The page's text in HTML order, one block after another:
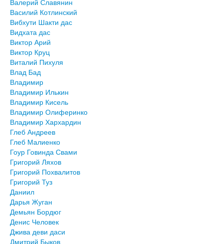
Валерий Славянин
Василий Котлинский
Вибхути Шакти дас
Видхата дас
Виктор Арий
Виктор Круц
Виталий Пихуля
Влад Бад
Владимир
Владимир Илькин
Владимир Кисель
Владимир Олиферинко
Владимир Хархардин
Глеб Андреев
Глеб Малиенко
Гоур Говинда Свами
Григорий Ляхов
Григорий Похвалитов
Григорий Туз
Даниил
Дарья Жуган
Демьян Бордюг
Денис Человек
Джива деви даси
Дмитрий Быков